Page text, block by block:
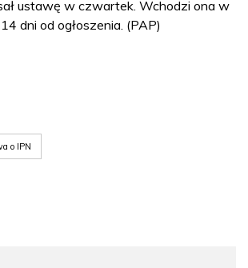
ustawę w czwartek. Wchodzi ona w
dni od ogłoszenia. (PAP)
o IPN